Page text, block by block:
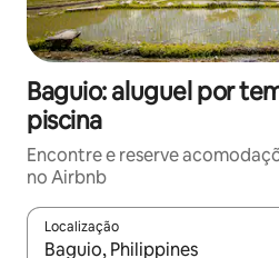
Baguio: aluguel por
piscina
Encontre e reserve
no Airbnb
Localização
Quando os resultados